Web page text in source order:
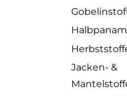
Jacken- &